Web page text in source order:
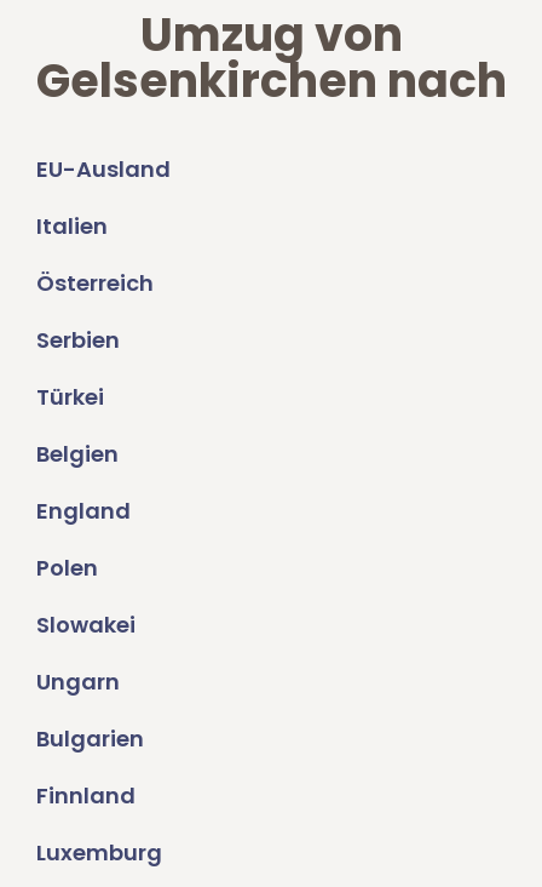
Umzug von
Gelsenkirchen nach
EU-Ausland
Italien
Österreich
Serbien
Türkei
Belgien
England
Polen
Slowakei
Ungarn
Bulgarien
Finnland
Luxemburg